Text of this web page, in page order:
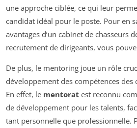
une approche ciblée, ce qui leur
candidat idéal pour le poste. Pour en
avantages d’un cabinet de chasseurs
recrutement de dirigeants, vous
De plus, le mentoring joue un rôle
développement des compétences des
En effet, le mentorat est reconnu
de développement pour les talents,
tant personnelle que professionnelle.